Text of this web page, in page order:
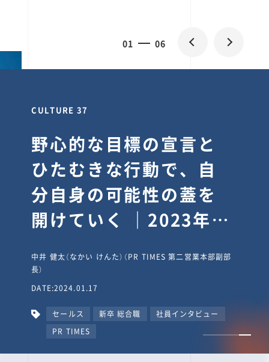
01 06
CULTURE 37
野心的な目標の宣言と
ひたむきな行動で、自
分自身の可能性の蓋を
開けていく ｜2023年度
タビュー #PR
TIMESな人たち
中井 健太（なかい けんた）（PR TIMES 第二営業本部副部
長）
DATE:2024.01.17
セールス 新卒 総合職
社員インタビュー
PR TIMES